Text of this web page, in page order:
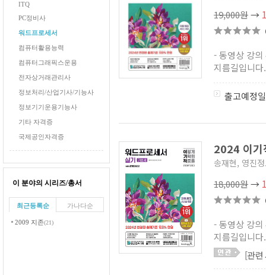
ITQ
PC정비사
워드프로세서
컴퓨터활용능력
컴퓨터그래픽스운용
전자상거래관리사
정보처리/산업기사/기능사
정보기기운용기능사
기타 자격증
국제공인자격증
이 분야의 시리즈/총서
최근등록순 가나다순
2009 지존(21)
19,000원→
- 동영상 강의
지름길입니
출고예정
2024 이기
송재현, 영진
18,000원→
- 동영상 강의
지름길입니
[관련